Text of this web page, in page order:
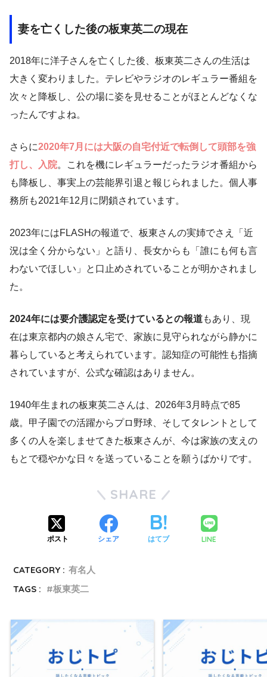
妻を亡くした後の板東英二の現在
2018年に洋子さんを亡くした後、板東英二さんの生活は
大きく変わりました。テレビやラジオのレギュラー番組を
次々と降板し、公の場に姿を見せることがほとんどなくな
ったんですよね。
さらに2020年7月には大阪の自宅付近で転倒して頭部を強
打し、入院。これを機にレギュラーだったラジオ番組から
も降板し、事実上の芸能界引退と報じられました。個人事
務所も2021年12月に閉鎖されています。
2023年にはFLASHの報道で、板東さんの実姉でさえ「近
況は全く分からない」と語り、長女からも「誰にも何も言
わないでほしい」と口止めされていることが明かされまし
た。
2024年には要介護認定を受けているとの報道もあり、現
在は東京都内の娘さん宅で、家族に見守られながら静かに
暮らしていると考えられています。認知症の可能性も指摘
されていますが、公式な確認はありません。
1940年生まれの板東英二さんは、2026年3月時点で85
歳。甲子園での活躍からプロ野球、そしてタレントとして
多くの人を楽しませてきた板東さんが、今は家族の支えの
もとで穏やかな日々を送っていることを願うばかりです。
SHARE
ポスト シェア はてブ LINE
CATEGORY : 有名人
TAGS :
板東英二